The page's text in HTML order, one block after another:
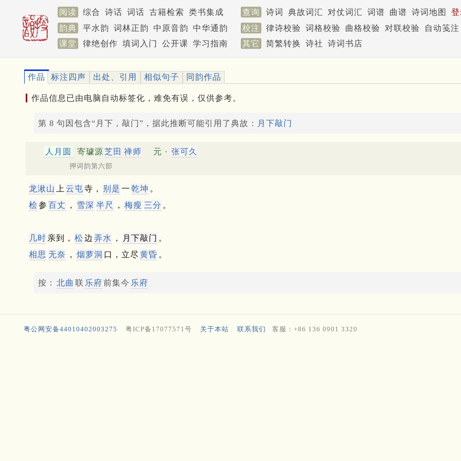
阅读 综合 诗话 词话 古籍检索 类书集成 查询 诗词 典故词汇 对仗词汇 词谱 曲谱 诗词地图
韵典
平水韵 词林正韵 中原音韵 中华通韵 校注 律诗校验 词格校验 曲格校验 对联校验
自动笺注
课堂
律绝创作 填词入门 公开课 学习指南 其它 简繁转换 诗社 诗词书店
作品 标注四声 出处、引用 相似句子 同韵作品
作品信息已由电脑自动标签化，难免有误，仅供参考。
第 8 句因包含“月下，敲门”，据此推断可能引用了典故： 月下敲门
人月圆 寄璩源芝田 禅师 元 · 张可久
押词韵第六部
龙湫山 上 云屯寺， 别是 一 乾坤 。
桧参 百丈 ， 雪深 半尺 ， 梅瘦 三分 。
几时 亲到， 松边 弄水 ， 月下敲门 。
相思 无奈 ， 烟萝洞 口，立尽 黄昏 。
按： 北曲 联 乐府前集今 乐府
粤公网安备44010402003275 粤ICP备17077571号 关于本站 联系我们 客服：+86 136 0901 3320